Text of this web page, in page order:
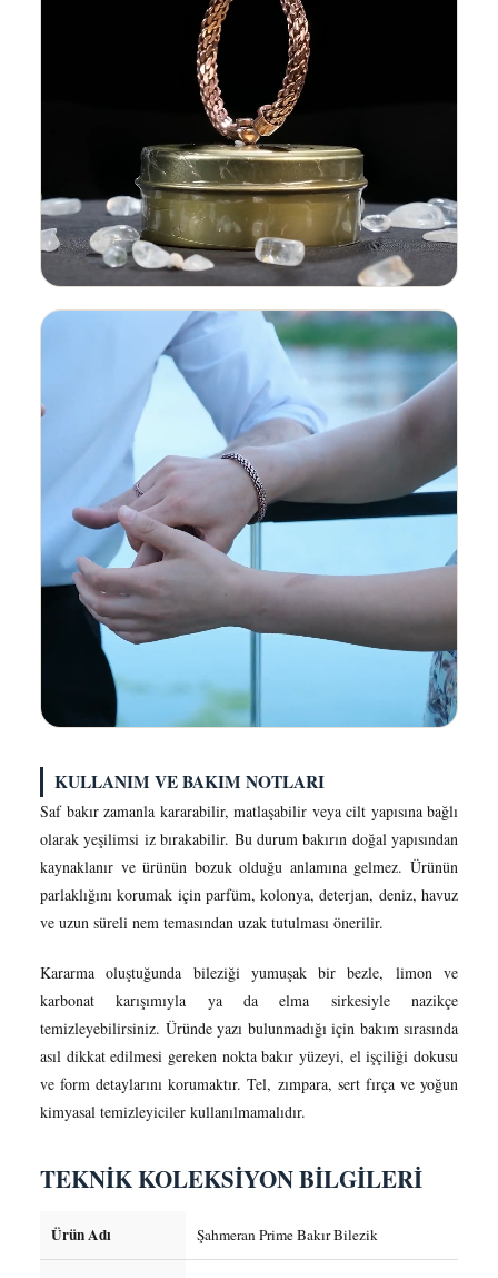
KULLANIM VE BAKIM NOTLARI
Saf bakır zamanla kararabilir, matlaşabilir veya cilt yapısına bağlı
olarak yeşilimsi iz bırakabilir. Bu durum bakırın doğal yapısından
kaynaklanır ve ürünün bozuk olduğu anlamına gelmez. Ürünün
parlaklığını korumak için parfüm, kolonya, deterjan, deniz, havuz
ve uzun süreli nem temasından uzak tutulması önerilir.
Kararma oluştuğunda bileziği yumuşak bir bezle, limon ve
karbonat karışımıyla ya da elma sirkesiyle nazikçe
temizleyebilirsiniz. Üründe yazı bulunmadığı için bakım sırasında
asıl dikkat edilmesi gereken nokta bakır yüzeyi, el işçiliği dokusu
ve form detaylarını korumaktır. Tel, zımpara, sert fırça ve yoğun
kimyasal temizleyiciler kullanılmamalıdır.
TEKNİK KOLEKSİYON BİLGİLERİ
Ürün Adı Şahmeran Prime Bakır Bilezik